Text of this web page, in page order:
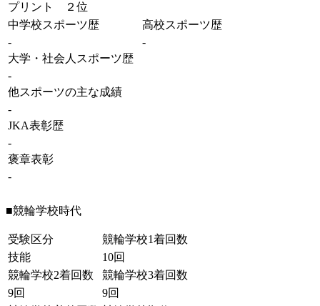
プリント ２位
中学校スポーツ歴
高校スポーツ歴
-
-
大学・社会人スポーツ歴
-
他スポーツの主な成績
-
JKA表彰歴
-
褒章表彰
-
■競輪学校時代
受験区分
競輪学校1着回数
技能
10回
競輪学校2着回数
競輪学校3着回数
9回
9回